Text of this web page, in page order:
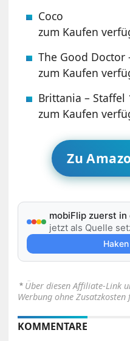
Coco
zum Kaufen
The Good Doctor
zum Kaufen
Brittania – Staffel
zum Kaufen
Zu
mobiFlip zuerst in
jetzt als Quelle
⋆ Über diesen Affiliate-Link
Werbung ohne Zusatzkosten
KOMMENTARE